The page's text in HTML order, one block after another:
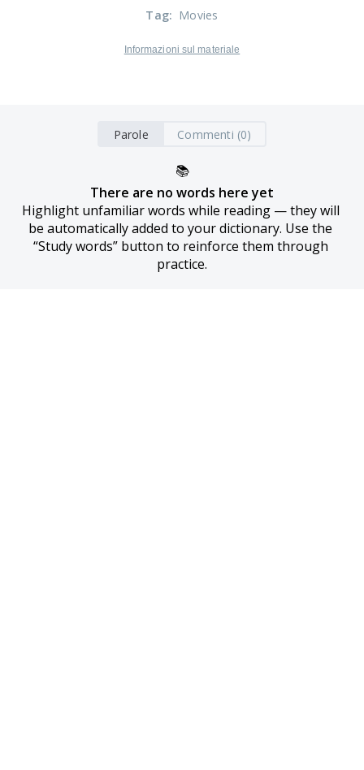
Tag: Movies
Informazioni sul materiale
Parole Commenti (0)
📚
There are no words here yet
Highlight unfamiliar words while reading — they will
be automatically added to your dictionary. Use the
“Study words” button to reinforce them through
practice.